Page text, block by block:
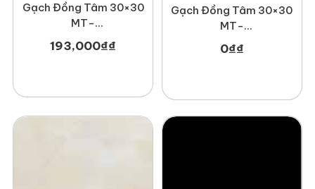
Gạch Đồng Tâm 30×30
MT-
GDT3030Hoabien004
193,000₫₫
Gạch Đồng Tâm 30×30
MT-
GDT3030Phale002
0₫₫